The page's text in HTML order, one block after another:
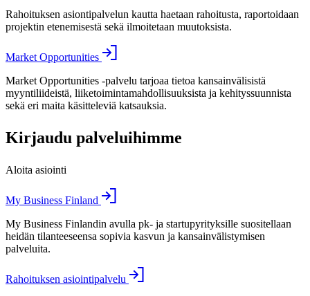
Rahoituksen asiontipalvelun kautta haetaan rahoitusta, raportoidaan
projektin etenemisestä sekä ilmoitetaan muutoksista.
Market Opportunities
Market Opportunities -palvelu tarjoaa tietoa kansainvälisistä
myyntiliideistä, liiketoimintamahdollisuuksista ja kehityssuunnista
sekä eri maita käsitteleviä katsauksia.
Kirjaudu palveluihimme
Aloita asiointi
My Business Finland
My Business Finlandin avulla pk- ja startupyrityksille suositellaan
heidän tilanteeseensa sopivia kasvun ja kansainvälistymisen
palveluita.
Rahoituksen asiointipalvelu